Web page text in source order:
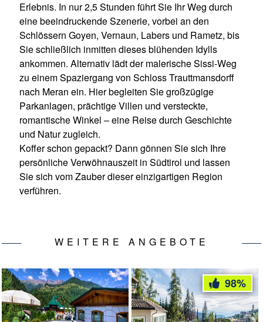
Erlebnis. In nur 2,5 Stunden führt Sie Ihr Weg durch
eine beeindruckende Szenerie, vorbei an den
Schlössern Goyen, Vernaun, Labers und Rametz, bis
Sie schließlich inmitten dieses blühenden Idylls
ankommen. Alternativ lädt der malerische Sissi-Weg
zu einem Spaziergang von Schloss Trauttmansdorff
nach Meran ein. Hier begleiten Sie großzügige
Parkanlagen, prächtige Villen und versteckte,
romantische Winkel – eine Reise durch Geschichte
und Natur zugleich.
Koffer schon gepackt? Dann gönnen Sie sich Ihre
persönliche Verwöhnauszeit in Südtirol und lassen
Sie sich vom Zauber dieser einzigartigen Region
verführen.
WEITERE ANGEBOTE
98%